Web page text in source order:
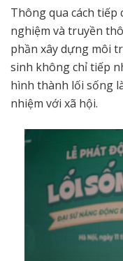
Thông qua cách tiếp
nghiệm và truyền
phần xây dựng môi
sinh không chỉ tiếp
hình thành lối sống
nhiệm với xã hội.